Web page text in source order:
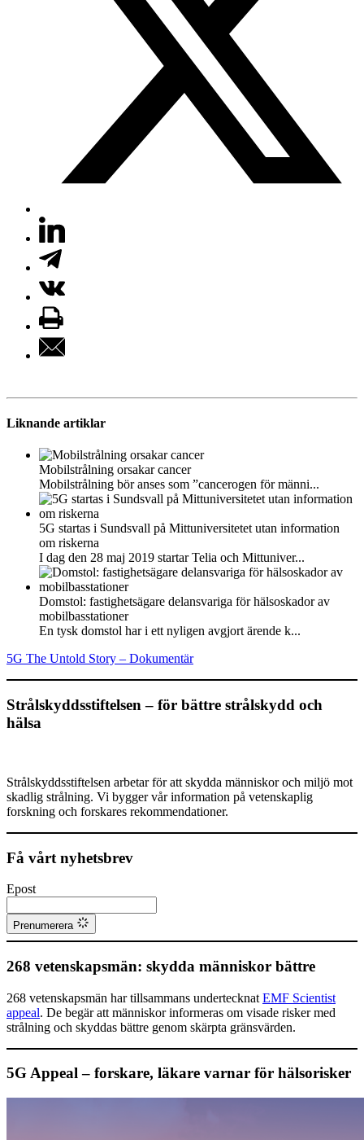
Liknande artiklar
Mobilstrålning orsakar cancer
Mobilstrålning bör anses som ”cancerogen för männi...
5G startas i Sundsvall på Mittuniversitetet utan information
om riskerna
I dag den 28 maj 2019 startar Telia och Mittuniver...
Domstol: fastighetsägare delansvariga för hälsoskador av
mobilbasstationer
En tysk domstol har i ett nyligen avgjort ärende k...
5G The Untold Story – Dokumentär
Strålskyddsstiftelsen – för bättre strålskydd och
hälsa
Strålskyddsstiftelsen arbetar för att skydda människor och miljö mot
skadlig strålning. Vi bygger vår information på vetenskaplig
forskning och forskares rekommendationer.
Få vårt nyhetsbrev
Epost
Prenumerera
268 vetenskapsmän: skydda människor bättre
268 vetenskapsmän har tillsammans undertecknat EMF Scientist
appeal. De begär att människor informeras om visade risker med
strålning och skyddas bättre genom skärpta gränsvärden.
5G Appeal – forskare, läkare varnar för hälsorisker